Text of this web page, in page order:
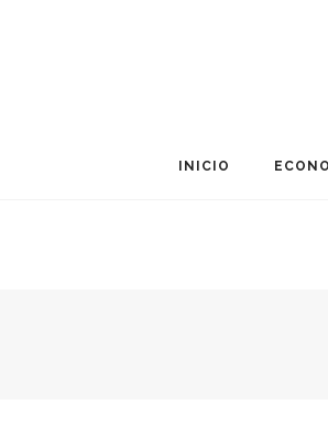
INICIO